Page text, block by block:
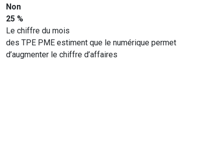
Non
25 %
Le chiffre du mois
des TPE PME estiment que le numérique permet
d’augmenter le chiffre d’affaires